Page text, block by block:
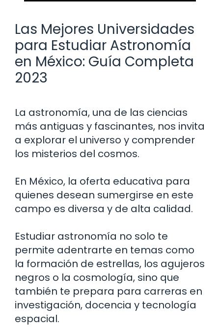
Las Mejores Universidades
para Estudiar Astronomía
en México: Guía Completa
2023
La astronomía, una de las ciencias
más antiguas y fascinantes, nos invita
a explorar el universo y comprender
los misterios del cosmos.
En México, la oferta educativa para
quienes desean sumergirse en este
campo es diversa y de alta calidad.
Estudiar astronomía no solo te
permite adentrarte en temas como
la formación de estrellas, los agujeros
negros o la cosmología, sino que
también te prepara para carreras en
investigación, docencia y tecnología
espacial.